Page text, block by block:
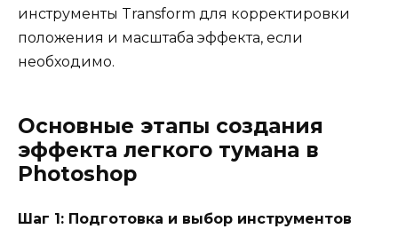
инструменты Transform для корректировки
положения и масштаба эффекта, если
необходимо.
Основные этапы создания
эффекта легкого тумана в
Photoshop
Шаг 1: Подготовка и выбор инструментов